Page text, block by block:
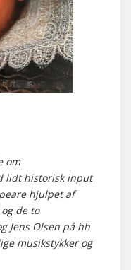
om
lidt historisk input
hjulpet af
de to
Jens Olsen på hh
musikstykker og